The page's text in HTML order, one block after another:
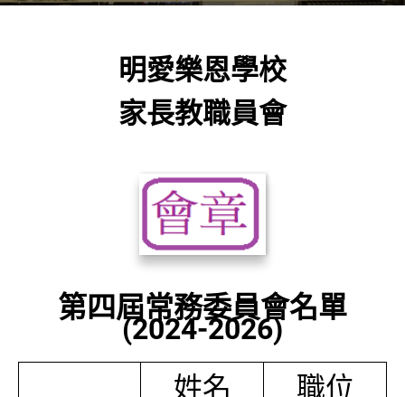
明愛樂恩學校
家長教職員會
第四屆常務委員會名單
(2024-2026)
姓名
職位